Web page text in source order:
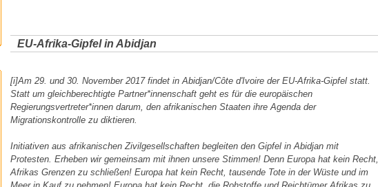
EU-Afrika-Gipfel in Abidjan
[i]Am 29. und 30. November 2017 findet in Abidjan/Côte d'Ivoire der EU-Afrika-Gipfel statt.
Statt um gleichberechtigte Partner*innenschaft geht es für die europäischen
Regierungsvertreter*innen darum, den afrikanischen Staaten ihre Agenda der
Migrationskontrolle zu diktieren.
Initiativen aus afrikanischen Zivilgesellschaften begleiten den Gipfel in Abidjan mit
Protesten. Erheben wir gemeinsam mit ihnen unsere Stimmen! Denn Europa hat kein Recht,
Afrikas Grenzen zu schließen! Europa hat kein Recht, tausende Tote in der Wüste und im